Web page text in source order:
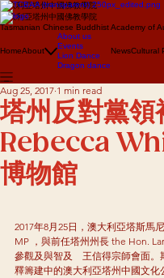
澳大利亞塔州中國佛教學院
澳大利亞塔州中國佛教學院
Tasmanian Chinese Buddhist Academy of
HomeAbout
About us
Events
Lion Dance
Dragon dance
NewsCultural
塔州反對黨
Rebecca
博物館
Aug 25, 2017 1 min read
2017年8月25日，澳大利亞塔斯馬
MP ，與前任塔州州長 the Hon.
參觀及與智及　王信得宗師會面
釋籌建中的澳大利亞塔州中國文